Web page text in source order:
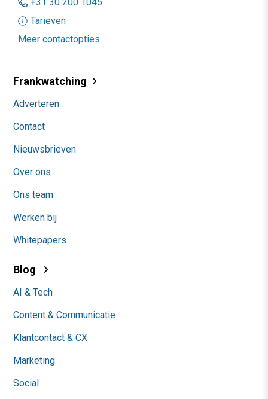
Tarieven
Meer contactopties
Frankwatching
Adverteren
Contact
Nieuwsbrieven
Over ons
Ons team
Werken bij
Whitepapers
Blog
AI & Tech
Content & Communicatie
Klantcontact & CX
Marketing
Social